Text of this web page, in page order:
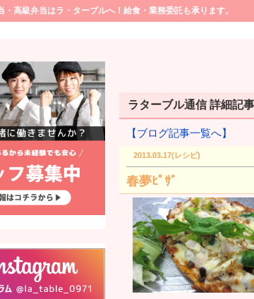
・高級弁当はラ・ターブルへ！給食・業務委託も承ります。
ラターブル通信 詳細記
【ブログ記事一覧へ】
2013.03.17(レシピ)
春夢ﾋﾟｻﾞ